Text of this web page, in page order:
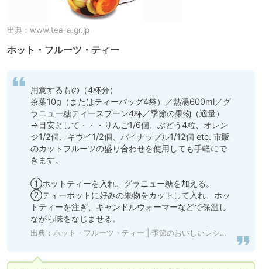
出典： www.tea-a.gr.jp
ホット・フルーツ・ティー
用意するもの（4杯分）
茶葉10g（またはティーバッグ4袋）／熱湯600ml／グ
ラニュー糖ティースプーン4杯／季節の果物（適量）
→目安として・・・りんご1/6個、ぶどう4粒、オレン
ジ1/2個、キウイ1/2個、パイナップル1/12個 etc. 市販
のカットフルーツの盛り合わせを使用しても手軽にで
きます。
①ホットティーを入れ、グラニュー糖を加える。
②ティーポットに好みの果物をカットして入れ、ホッ
トティーを注ぎ、キャンドルウォーマーなどで保温し
ながら味をなじませる。
出典： ホット・フルーツ・ティー | 季節のおいしいレシピ | 日本紅茶協会